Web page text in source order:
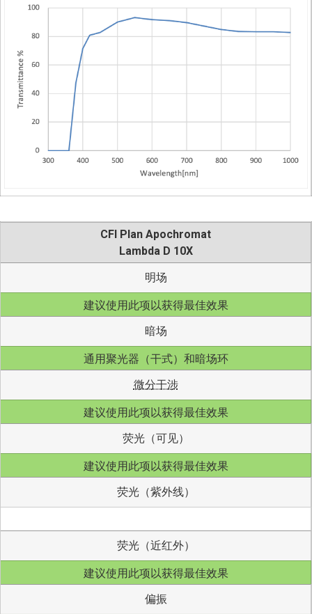
CFI Plan Apochromat
Lambda D 10X
明场
建议使用此项以获得最佳效果
暗场
通用聚光器（干式）和暗场环
微分干涉
建议使用此项以获得最佳效果
荧光（可见）
建议使用此项以获得最佳效果
荧光（紫外线）
荧光（近红外）
建议使用此项以获得最佳效果
偏振